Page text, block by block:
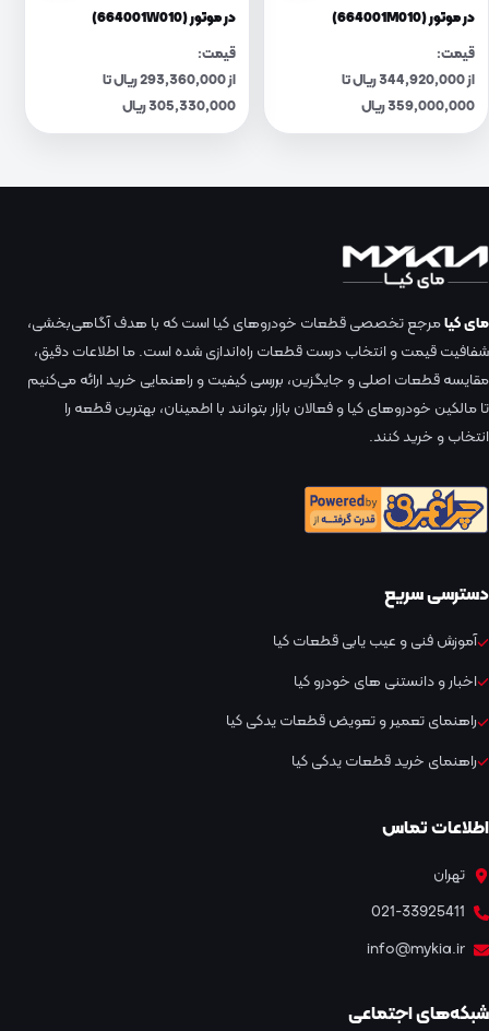
در موتور (664001M010)
قیمت:
از 344,920,000 ریال تا
359,000,000 ریال
در موتور (664001W010)
قیمت:
از 293,360,000 ریال تا
305,330,000 ریال
مای کیامرجع تخصصی قطعات خودروهای کیا است که با هدف آگاهی‌بخشی،
شفافیت قیمت و انتخاب درست قطعات راه‌اندازی شده است. ما اطلاعات دقیق،
مقایسه قطعات اصلی و جایگزین، بررسی کیفیت و راهنمایی خرید ارائه می‌کنیم
تا مالکین خودروهای کیا و فعالان بازار بتوانند با اطمینان، بهترین قطعه را
انتخاب و خرید کنند.
دسترسی سریع
آموزش فنی و عیب یابی قطعات کیا
اخبار و دانستنی های خودرو کیا
راهنمای تعمیر و تعویض قطعات یدکی کیا
راهنمای خرید قطعات یدکی کیا
اطلاعات تماس
تهران
021-33925411
info@mykia.ir
شبکه‌های اجتماعی